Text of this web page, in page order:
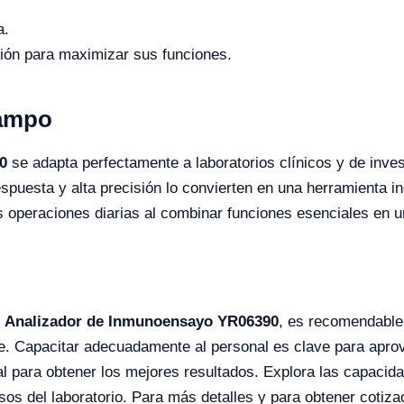
para maximizar sus funciones.
se adapta perfectamente a laboratorios clínicos y de
y alta precisión lo convierten en una herramienta
diarias al combinar funciones esenciales en
Analizador de Inmunoensayo YR06390, es
Capacitar adecuadamente al personal es clave para
obtener los mejores resultados. Explora las
del laboratorio. Para más detalles y para obtener